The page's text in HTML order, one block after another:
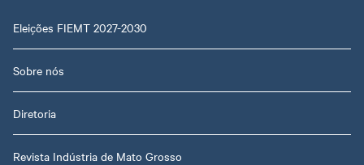
Eleições FIEMT 2027-2030
Sobre nós
Diretoria
Revista Indústria de Mato Grosso